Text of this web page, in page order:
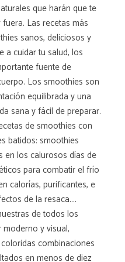
que harán que te
Las recetas más
sanos, deliciosos y
a cuidar tu salud, los
fuente de
Los smoothies son
equilibrada y una
sana y fácil de preparar.
de smoothies con
batidos: smoothies
en los calurosos días de
para combatir el frío
calorías, purificantes, e
de la resaca....
de todos los
y visual,
combinaciones
en menos de diez